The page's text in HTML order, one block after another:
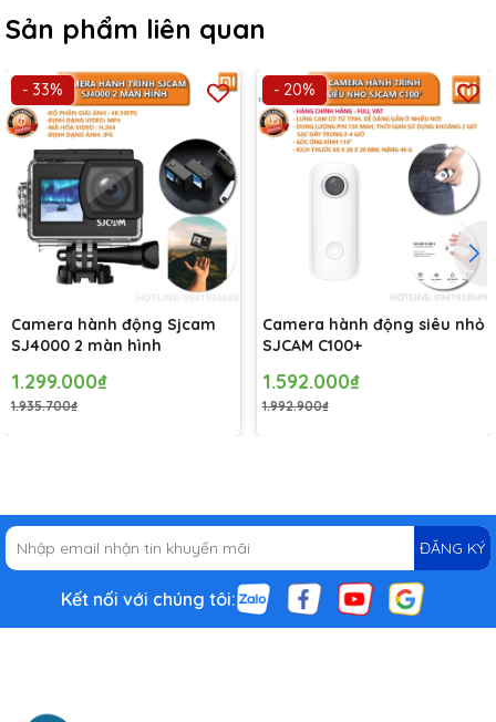
Camera phượt giá rẻ
hợp lý và dễ thao tác điều khiển, ngay cả các phím bấm trên
phải bàn.
Camera hành trình xe máy
WiFi cho phép người dùng sử dụng ứng dụng SJCAM Zone để
kết nối Smartphone với SJ4000 Wifi 2.0 để điều khiển, cài đặt,
chia sẻ dữ liệu rất đơn giản, nhanh chóng, tiện lợi. Bạn có thể
Sản phẩm liên quan
- 33%
Camera hành động Sjcam
SJ4000 2 màn hình
1.299.000₫
1.935.700₫
- 20%
Camera hành động siêu nhỏ
SJCAM C100+
1.592.000₫
1.992.900₫
ĐĂNG KÝ
Kết nối với chúng tôi: